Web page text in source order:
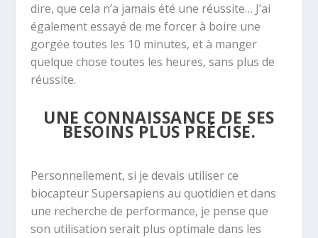
dire, que cela n’a jamais été une réussite… J’ai
également essayé de me forcer à boire une
gorgée toutes les 10 minutes, et à manger
quelque chose toutes les heures, sans plus de
réussite.
UNE CONNAISSANCE DE SES
BESOINS PLUS PRÉCISE.
Personnellement, si je devais utiliser ce
biocapteur Supersapiens au quotidien et dans
une recherche de performance, je pense que
son utilisation serait plus optimale dans les